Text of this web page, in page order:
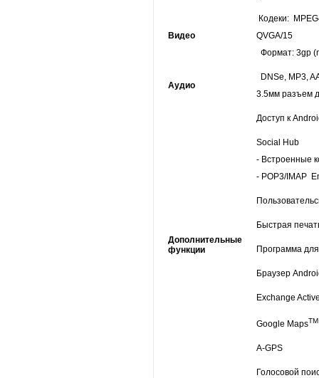
Видео
Кодеки:
QVGA/15
Формат: 3gp
Аудио
DNSe, MP3,
3.5мм разъем
Дополнительные
функции
Доступ к
Social Hub
- Встроенные
- POP3/IMAP
Быстрая
Программа
Браузер
Exchange
Google Maps
A-GPS
Голосовой